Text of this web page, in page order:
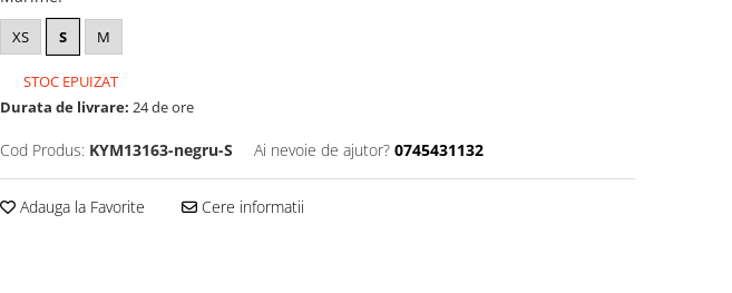
XS S M
STOC EPUIZAT
Durata de livrare: 24 de ore
Cod Produs: KYM13163-negru-S Ai nevoie de ajutor? 0745431132
Adauga la Favorite Cere informatii